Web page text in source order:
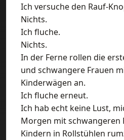
Ich versuche den Rauf-
Nichts.
Ich fluche.
Nichts.
In der Ferne rollen die
und schwangere Frauen
Kinderwägen an.
Ich fluche erneut.
Ich hab echt keine Lust,
Morgen mit
Kindern in Rollstühlen